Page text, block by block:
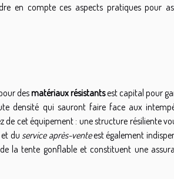
en compte ces aspects pratiques pour
desmatériaux résistantsest capital pour
densité qui sauront faire face aux
de cet équipement : une structure résiliente
et du service après-venteest également
la tente gonflable et constituent une